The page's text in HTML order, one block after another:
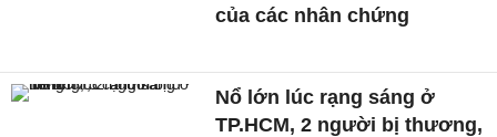
của các nhân chứng
Nổ lớn lúc rạng sáng ở
TP.HCM, 2 người bị thương,